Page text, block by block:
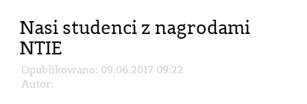
Nasi studenci z nagrodami
NTIE
Opublikowano: 09.06.2017 09:22
Autor: